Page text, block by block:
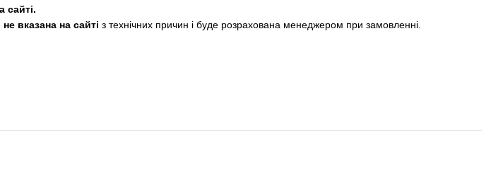
сайті.
вказана на сайті з технічних причин і буде розрахована менеджером при замовленні.